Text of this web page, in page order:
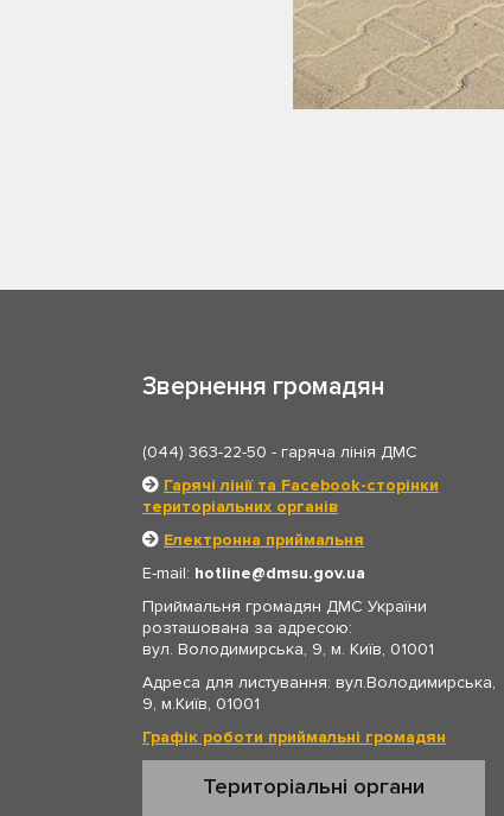
Звернення громадян
(044) 363-22-50 - гаряча лінія ДМС
Гарячі лінії та Facebook-сторінки
територіальних органів
Електронна приймальня
E-mail: hotline
dmsu.gov.ua
Приймальня громадян ДМС України
розташована за адресою:
вул. Володимирська, 9, м. Київ, 01001
Адреса для листування: вул.Володимирська,
9, м.Київ, 01001
Графік роботи приймальні громадян
Територіальні органи